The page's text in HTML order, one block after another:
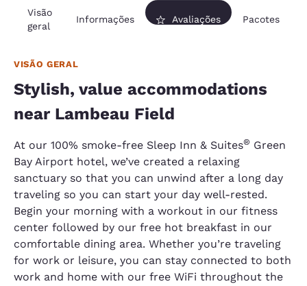
Visão
geral
Informações Avaliações Pacotes
VISÃO GERAL
Stylish, value accommodations
near Lambeau Field
At our 100% smoke-free Sleep Inn & Suites® Green
Bay Airport hotel, we’ve created a relaxing
sanctuary so that you can unwind after a long day
traveling so you can start your day well-rested.
Begin your morning with a workout in our fitness
center followed by our free hot breakfast in our
comfortable dining area. Whether you’re traveling
for work or leisure, you can stay connected to both
work and home with our free WiFi throughout the